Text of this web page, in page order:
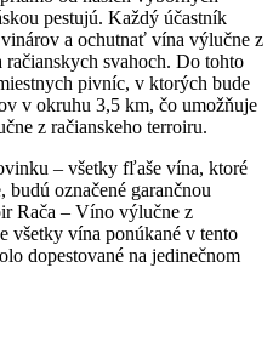
pestujú. Každý účastník
a ochutnať vína výlučne z
račianskych svahoch. Do tohto
pivníc, v ktorých bude
v okruhu 3,5 km, čo umožňuje
z račianskeho terroiru.
– všetky fľaše vína, ktoré
označené garančnou
Rača – Víno výlučne z
všetky vína ponúkané v tento
dopestované na jedinečnom